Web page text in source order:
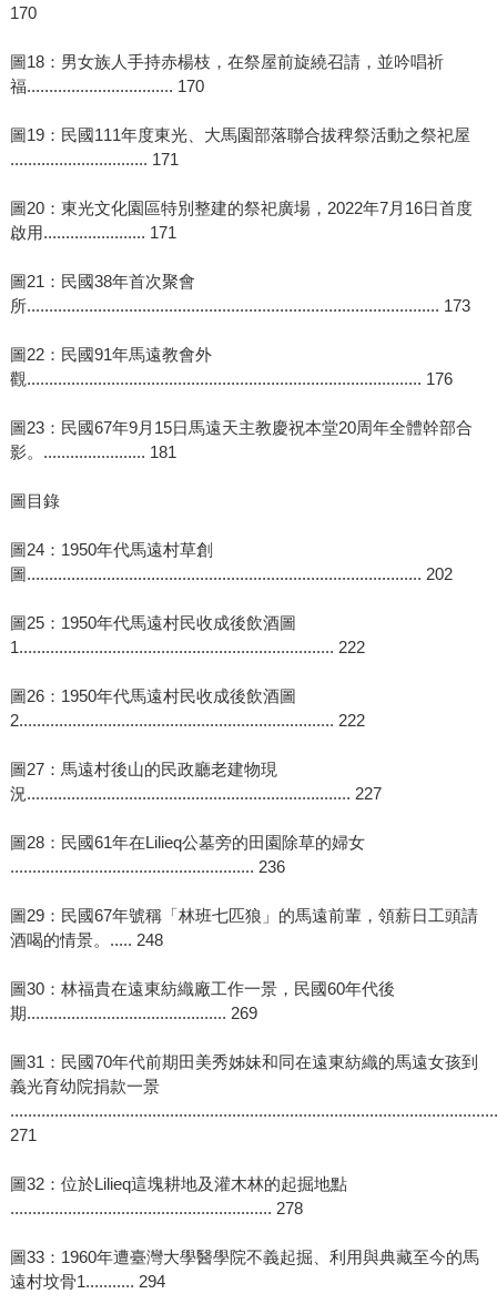
170
圖18：男女族人手持赤楊枝，在祭屋前旋繞召請，並吟唱祈
福................................. 170
圖19：民國111年度東光、大馬園部落聯合拔稗祭活動之祭祀屋
............................... 171
圖20：東光文化園區特別整建的祭祀廣場，2022年7月16日首度
啟用....................... 171
圖21：民國38年首次聚會
所............................................................................................. 173
圖22：民國91年馬遠教會外
觀......................................................................................... 176
圖23：民國67年9月15日馬遠天主教慶祝本堂20周年全體幹部合
影。....................... 181
圖目錄
圖24：1950年代馬遠村草創
圖......................................................................................... 202
圖25：1950年代馬遠村民收成後飲酒圖
1....................................................................... 222
圖26：1950年代馬遠村民收成後飲酒圖
2....................................................................... 222
圖27：馬遠村後山的民政廳老建物現
況......................................................................... 227
圖28：民國61年在Lilieq公墓旁的田園除草的婦女
....................................................... 236
圖29：民國67年號稱「林班七匹狼」的馬遠前輩，領薪日工頭請
酒喝的情景。..... 248
圖30：林福貴在遠東紡織廠工作一景，民國60年代後
期............................................. 269
圖31：民國70年代前期田美秀姊妹和同在遠東紡織的馬遠女孩到
義光育幼院捐款一景
271
圖32：位於Lilieq這塊耕地及灌木林的起掘地點
........................................................... 278
圖33：1960年遭臺灣大學醫學院不義起掘、利用與典藏至今的馬
遠村坟骨1........... 294